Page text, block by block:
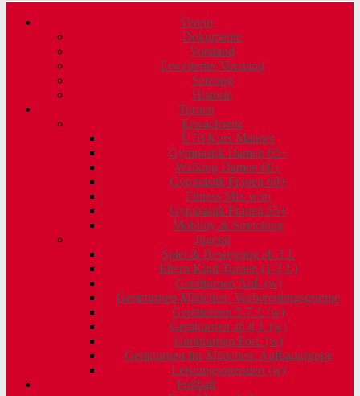
Verein
Dokumente
Vorstand
Erweiterter Vorstand
Satzung
Historie
Turnen
Erwachsene
Ü70 Kurs Männer
Gymnastik Damen 65+
Walking Damen 60+
Gymnastik Frauen 60+
Fitness Mix w/m
Gymnastik Frauen 65+
Mobility & Stretching
Jugend
Spiel & Bewegung ab 3 J.
Eltern Kind Turnen (1-3 J.)
Gerätturnen Anf. (w)
Gerätturnen Mädchen: Vorbereitungsgruppe
Gerätturnen 5-7 J. (w)
Gerätturnen ab 8 J. (w)
Gerätturnen Fort. (w)
Gerätturnen für Mädchen: Aufbaugruppe
Leistungsorientiert (w)
Fußball